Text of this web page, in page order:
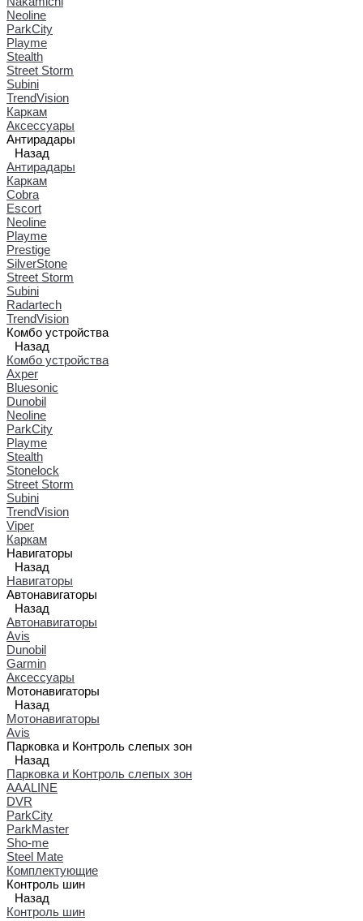
Neoline
ParkCity
Playme
Stealth
Street Storm
Subini
TrendVision
Каркам
Аксессуары
Антирадары
Назад
Антирадары
Каркам
Cobra
Escort
Neoline
Playme
Prestige
SilverStone
Street Storm
Subini
Radartech
TrendVision
Комбо устройства
Назад
Комбо устройства
Axper
Bluesonic
Dunobil
Neoline
ParkCity
Playme
Stealth
Stonelock
Street Storm
Subini
TrendVision
Viper
Каркам
Навигаторы
Назад
Навигаторы
Автонавигаторы
Назад
Автонавигаторы
Avis
Dunobil
Garmin
Аксессуары
Мотонавигаторы
Назад
Мотонавигаторы
Avis
Парковка и Контроль слепых зон
Назад
Парковка и Контроль слепых зон
AAALINE
DVR
ParkCity
ParkMaster
Sho-me
Steel Mate
Комплектующие
Контроль шин
Назад
Контроль шин